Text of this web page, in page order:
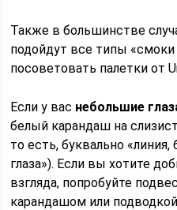
Также в большинстве
подойдут все типы
посоветовать палетки от
Если у вас небольшие
белый карандаш на
то есть, буквально
глаза»). Если вы хотите
взгляда, попробуйте
карандашом или